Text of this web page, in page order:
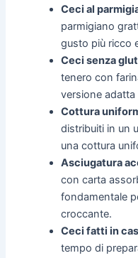
Ceci al
parmigiano
gusto più ricco
Ceci senza
tenero con
versione adatta
Cottura
distribuiti in un
una cottura
Asciugatura
con carta
fondamentale
croccante.
Ceci fatti in
tempo di